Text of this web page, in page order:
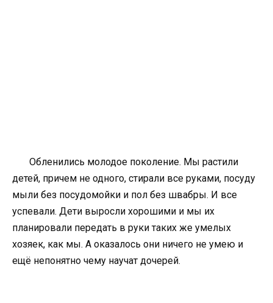
Обленились молодое поколение. Мы растили
детей, причем не одного, стирали все руками, посуду
мыли без посудомойки и пол без швабры. И все
успевали. Дети выросли хорошими и мы их
планировали передать в руки таких же умелых
хозяек, как мы. А оказалось они ничего не умею и
ещё непонятно чему научат дочерей.